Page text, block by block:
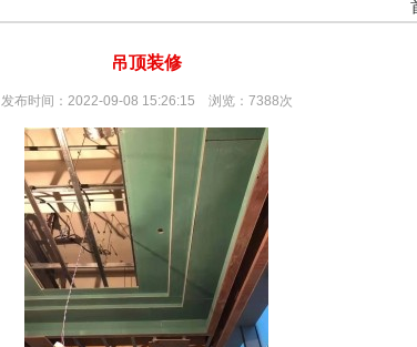
吊顶装修
发布时间：2022-09-08 15:26:15 浏览：7388次